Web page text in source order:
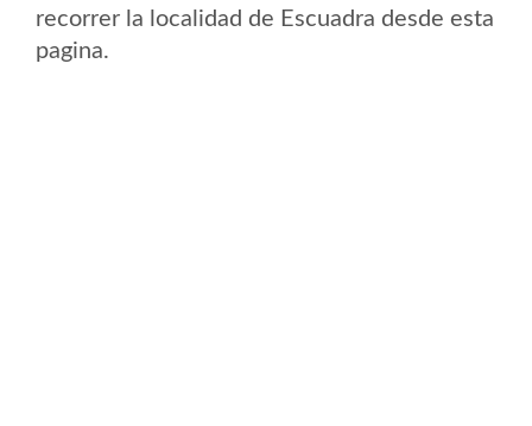
recorrer la localidad de Escuadra desde esta
pagina.